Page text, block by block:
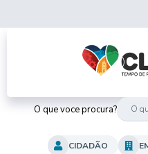
O que voce procura?
CIDADÃO